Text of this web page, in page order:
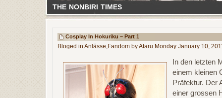
THE NONBIRI TIMES
Cosplay In Hokuriku – Part 1
Bloged in Anlässe Fandom by Ataru Monday January 10,
In den letzten
einem kleinen
Präfektur. Der
einer grossen